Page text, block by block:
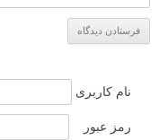
نام کاربری
رمز عبور